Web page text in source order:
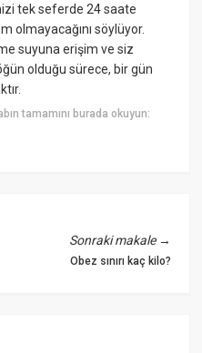
tek seferde 24 saate
olmayacağını söylüyor.
suyuna erişim ve siz
olduğu sürece, bir gün
tamamını burada okuyun:
Sonraki makale→
Obez sınırı kaç kilo?